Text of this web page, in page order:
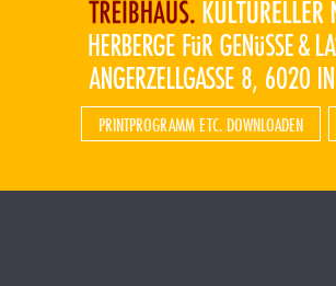
PRINTPROGRAMM ETC. DOWNLOADEN